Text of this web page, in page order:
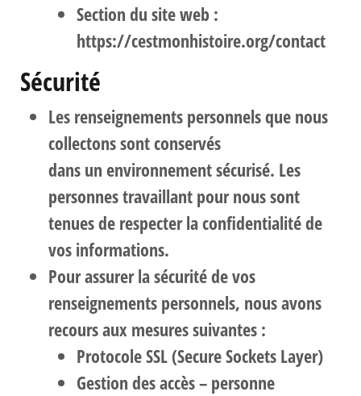
Section du site web :
https://cestmonhistoire.org/contact
Sécurité
Les renseignements personnels que nous
collectons sont conservés
dans un environnement sécurisé. Les
personnes travaillant pour nous sont
tenues de respecter la confidentialité de
vos informations.
Pour assurer la sécurité de vos
renseignements personnels, nous avons
recours aux mesures suivantes :
Protocole SSL (Secure Sockets Layer)
Gestion des accès – personne